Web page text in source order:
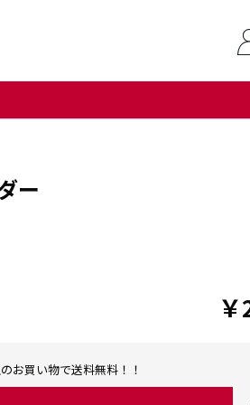
ー
お買い物で送料無料！！